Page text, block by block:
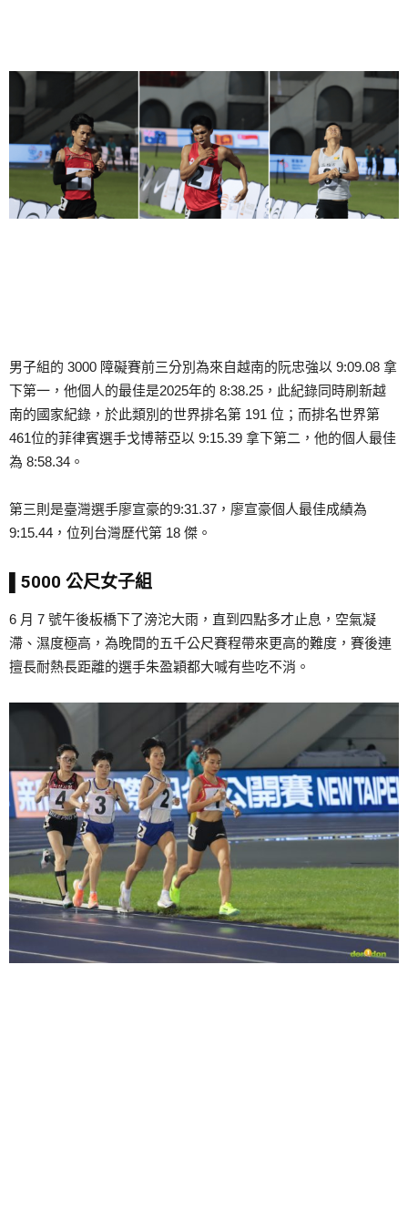
男子組的 3000 障礙賽前三分別為來自越南的阮忠強以 9:09.08 拿
下第一，他個人的最佳是2025年的 8:38.25，此紀錄同時刷新越
南的國家紀錄，於此類別的世界排名第 191 位；而排名世界第
461位的菲律賓選手戈博蒂亞以 9:15.39 拿下第二，他的個人最佳
為 8:58.34。
第三則是臺灣選手廖宣豪的9:31.37，廖宣豪個人最佳成績為
9:15.44，位列台灣歷代第 18 傑。
▌5000 公尺女子組
6 月 7 號午後板橋下了滂沱大雨，直到四點多才止息，空氣凝
滯、濕度極高，為晚間的五千公尺賽程帶來更高的難度，賽後連
擅長耐熱長距離的選手朱盈穎都大喊有些吃不消。